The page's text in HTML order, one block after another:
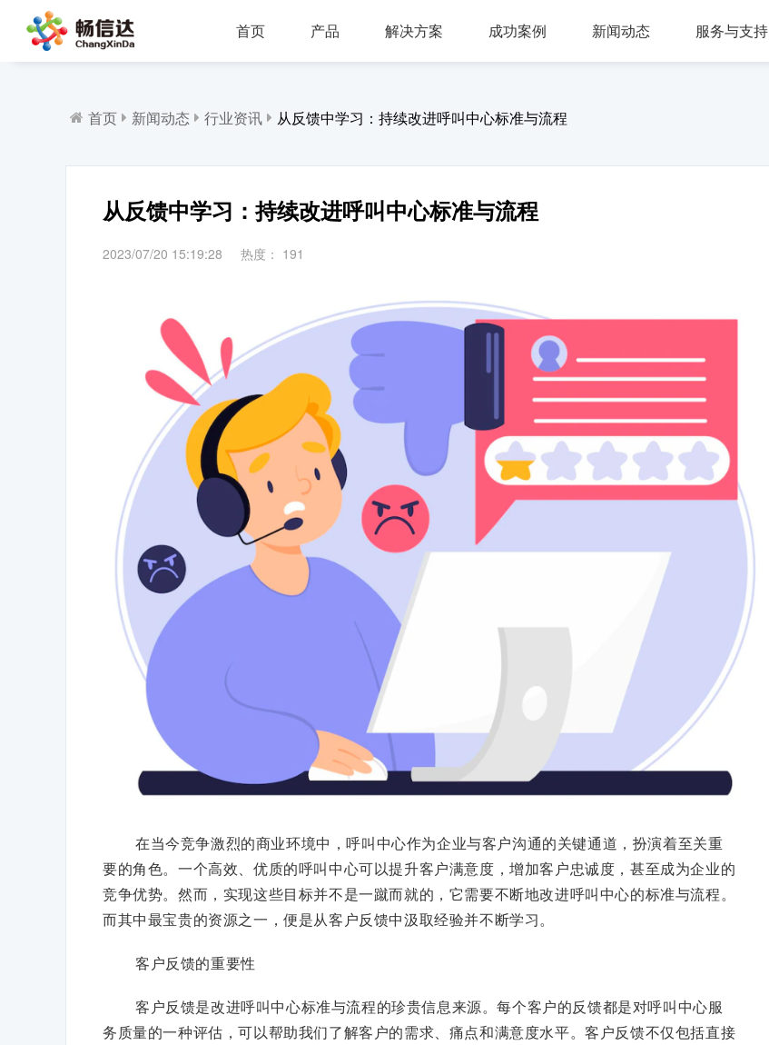
首页 产品 解决方案 成功案例 新闻动态 服务与支持
首页 新闻动态 行业资讯 从反馈中学习：持续改进呼叫中心标准与流程
从反馈中学习：持续改进呼叫中心标准与流程
2023/07/20 15:19:28 热度： 191
在当今竞争激烈的商业环境中，呼叫中心作为企业与客户沟通的关键通道，扮演着至关重
要的角色。一个高效、优质的呼叫中心可以提升客户满意度，增加客户忠诚度，甚至成为企业的
竞争优势。然而，实现这些目标并不是一蹴而就的，它需要不断地改进呼叫中心的标准与流程。
而其中最宝贵的资源之一，便是从客户反馈中汲取经验并不断学习。
客户反馈的重要性
客户反馈是改进呼叫中心标准与流程的珍贵信息来源。每个客户的反馈都是对呼叫中心服
务质量的一种评估，可以帮助我们了解客户的需求、痛点和满意度水平。客户反馈不仅包括直接